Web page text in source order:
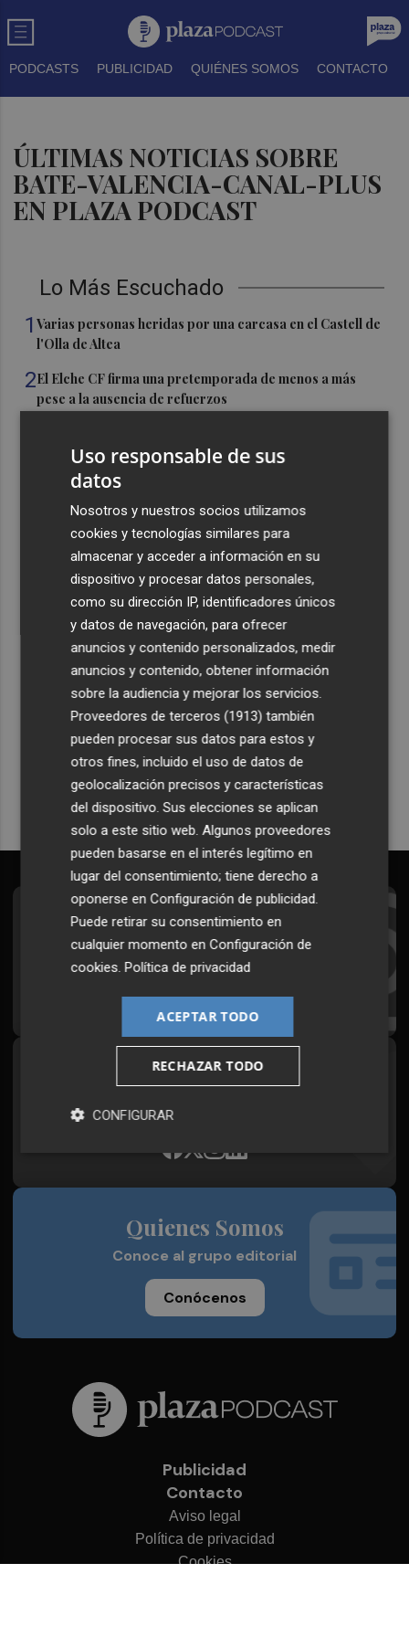
PODCASTS PUBLICIDAD QUIÉNES SOMOS CONTACTO
ÚLTIMAS NOTICIAS SOBRE
BATE-VALENCIA-CANAL-PLUS
EN PLAZA PODCAST
Lo Más Escuchado
1Varias personas heridas por una carcasa en el Castell de
l'Olla de Altea
2El Elche CF firma una pretemporada de menos a más
pese a la ausencia de refuerzos
La Manga y Cartagena
Chicas del Molina Basket y el Marme San Javier
participan en un campus en Belfast
La FAO advierte de la señal climática "excepcional" de
este verano para el campo europeo
Recibe toda la actualidad de
Plaza Podcast en tu correo
Quiero suscribirme
Suscríbete al Boletín
Todos los días a primera hora en tu email
¡Quiero suscribirme!
Síguenos en redes
Plaza Podcast, desde cualquier medio
Quienes Somos
Conoce al grupo editorial
Conócenos
Publicidad
Contacto
Aviso legal
Política de privacidad
Cookies
Uso responsable de sus
datos
Nosotros y nuestros socios utilizamos
cookies y tecnologías similares para
almacenar y acceder a información en su
dispositivo y procesar datos personales,
como su dirección IP, identificadores únicos
y datos de navegación, para ofrecer
anuncios y contenido personalizados, medir
anuncios y contenido, obtener información
sobre la audiencia y mejorar los servicios.
Proveedores de terceros (1913) también
pueden procesar sus datos para estos y
otros fines, incluido el uso de datos de
geolocalización precisos y características
del dispositivo. Sus elecciones se aplican
solo a este sitio web. Algunos proveedores
pueden basarse en el interés legítimo en
lugar del consentimiento; tiene derecho a
oponerse enConfiguración de publicidad.
Puede retirar su consentimiento en
cualquier momento enConfiguración de
cookies.Política de privacidad
ACEPTAR TODO
RECHAZAR TODO
CONFIGURAR